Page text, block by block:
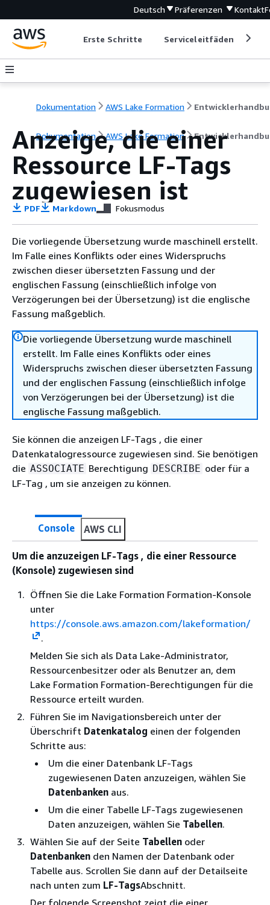
Deutsch Präferenzen Kontakt
Erste Schritte Serviceleitfäden
Dokumentation AWS Lake Formation
Dokumentation AWS Lake Formation
Anzeige, die einer
Ressource LF-Tags
zugewiesen ist
PDF Markdown Fokusmodus
Die vorliegende Übersetzung wurde maschinell erstellt.
Im Falle eines Konflikts oder eines Widerspruchs
zwischen dieser übersetzten Fassung und der
englischen Fassung (einschließlich infolge von
Verzögerungen bei der Übersetzung) ist die englische
Fassung maßgeblich.
Die vorliegende Übersetzung wurde maschinell
erstellt. Im Falle eines Konflikts oder eines
Widerspruchs zwischen dieser übersetzten Fassung
und der englischen Fassung (einschließlich infolge
von Verzögerungen bei der Übersetzung) ist die
englische Fassung maßgeblich.
Sie können die anzeigen LF-Tags , die einer
Datenkatalogressource zugewiesen sind. Sie benötigen
die ASSOCIATE Berechtigung DESCRIBE oder für a
LF-Tag , um sie anzeigen zu können.
Console AWS CLI
Um die anzuzeigen LF-Tags , die einer Ressource
(Konsole) zugewiesen sind
Öffnen Sie die Lake Formation Formation-Konsole
unter
https://console.aws.amazon.com/lakeformation/
.
Melden Sie sich als Data Lake-Administrator,
Ressourcenbesitzer oder als Benutzer an, dem
Lake Formation Formation-Berechtigungen für die
Ressource erteilt wurden.
Führen Sie im Navigationsbereich unter der
Überschrift Datenkatalog einen der folgenden
Schritte aus:
Um die einer Datenbank LF-Tags
zugewiesenen Daten anzuzeigen, wählen Sie
Datenbanken aus.
Um die einer Tabelle LF-Tags zugewiesenen
Daten anzuzeigen, wählen Sie Tabellen.
Wählen Sie auf der Seite Tabellen oder
Datenbanken den Namen der Datenbank oder
Tabelle aus. Scrollen Sie dann auf der Detailseite
nach unten zum LF-TagsAbschnitt.
Der folgende Screenshot zeigt die einer